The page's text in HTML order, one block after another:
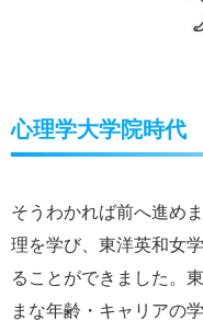
心理学大学院時代
そうわかれば前へ進め
理を学び、東洋英和女
ることができました。
まな年齢・キャリアの